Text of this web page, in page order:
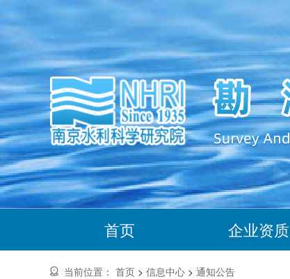
首页 企业资质
当前位置： 首页 > 信息中心 > 通知公告